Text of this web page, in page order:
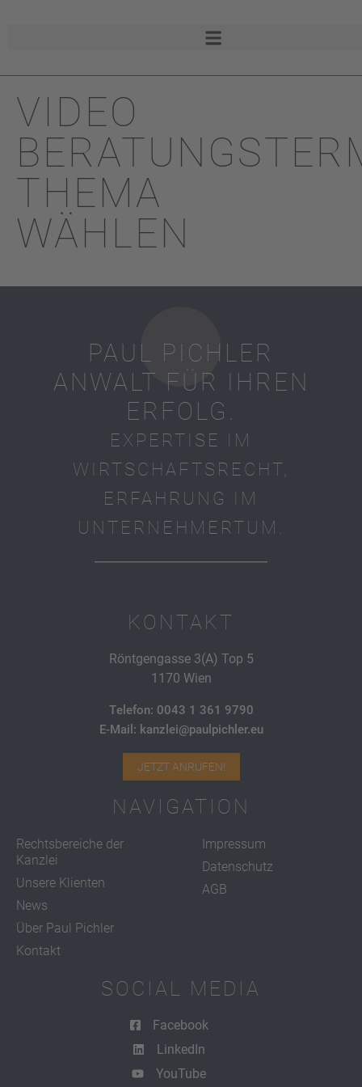
VIDEO
THEMA
WÄHLEN
PAUL PICHLER
ANWALT FÜR IHREN
ERFOLG.
EXPERTISE IM
WIRTSCHAFTSRECHT,
ERFAHRUNG IM
UNTERNEHMERTUM.
KONTAKT
Röntgengasse 3(A) Top 5
1170 Wien
Telefon: 0043 1 361 9790
E-Mail: kanzlei@paulpichler.eu
JETZT ANRUFEN!
NAVIGATION
Rechtsbereiche der
Kanzlei
Unsere Klienten
News
Über Paul Pichler
Kontakt
Impressum
Datenschutz
AGB
SOCIAL MEDIA
Facebook
LinkedIn
YouTube